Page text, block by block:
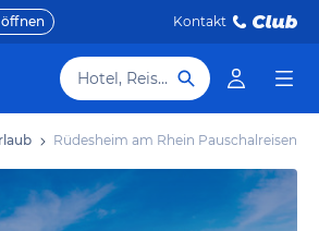
Kontakt
Hotel, Reiseziel
Rüdesheim am Rhein Pauschalreisen